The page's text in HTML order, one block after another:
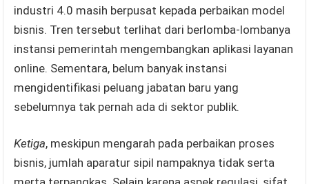
industri 4.0 masih berpusat kepada perbaikan model
bisnis. Tren tersebut terlihat dari berlomba-lombanya
instansi pemerintah mengembangkan aplikasi layanan
online. Sementara, belum banyak instansi
mengidentifikasi peluang jabatan baru yang
sebelumnya tak pernah ada di sektor publik.
Ketiga, meskipun mengarah pada perbaikan proses
bisnis, jumlah aparatur sipil nampaknya tidak serta